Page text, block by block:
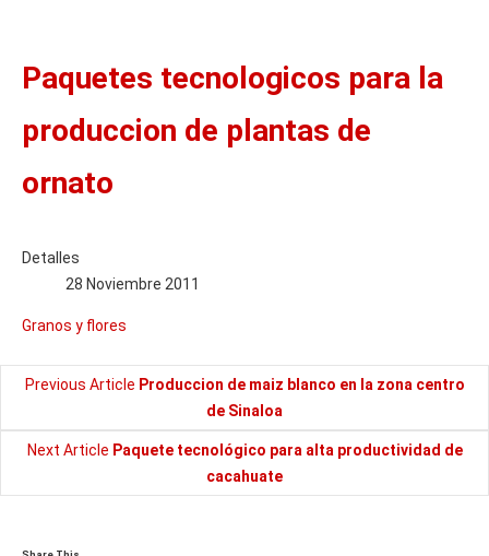
Paquetes tecnologicos para la
produccion de plantas de
ornato
Detalles
28 Noviembre 2011
Granos y flores
Previous Article Produccion de maiz blanco en la zona centro
de Sinaloa
Next Article Paquete tecnológico para alta productividad de
cacahuate